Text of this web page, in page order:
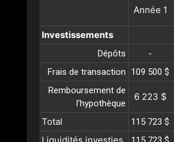
Année 1
Investissements
Dépôts -
Frais de transaction
109 500 $
Remboursement de
l’hypothèque
6 223 $
Total 115 723 $